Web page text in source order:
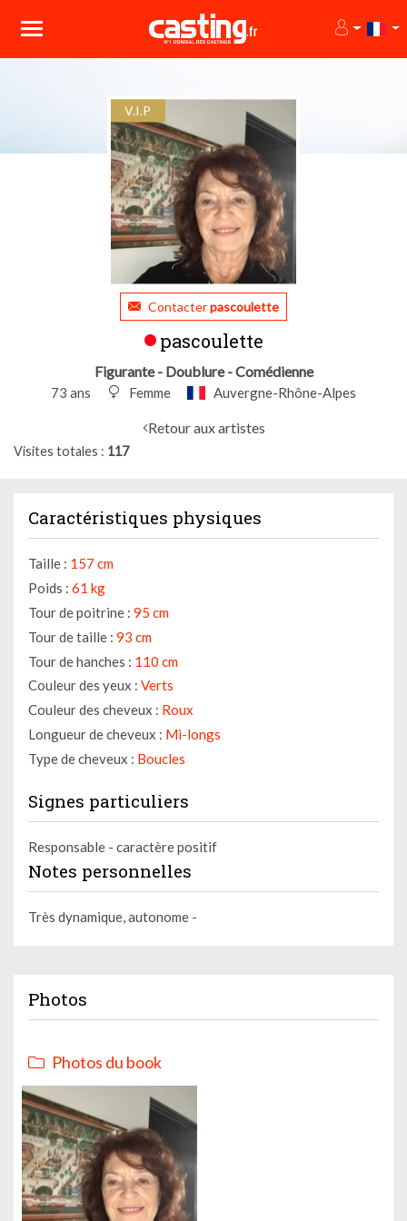
V.I.P
Contacterpascoulette
pascoulette
Figurante - Doublure - Comédienne
73 ans Femme Auvergne-Rhône-Alpes
Retour aux artistes
Visites totales 117
Caractéristiques physiques
Taille : 157 cm
Poids : 61 kg
Tour de poitrine : 95 cm
Tour de taille : 93 cm
Tour de hanches : 110 cm
Couleur des yeux : Verts
Couleur des cheveux : Roux
Longueur de cheveux : Mi-longs
Type de cheveux : Boucles
Signes particuliers
Responsable - caractère positif
Notes personnelles
Très dynamique, autonome -
Photos
Photos du book